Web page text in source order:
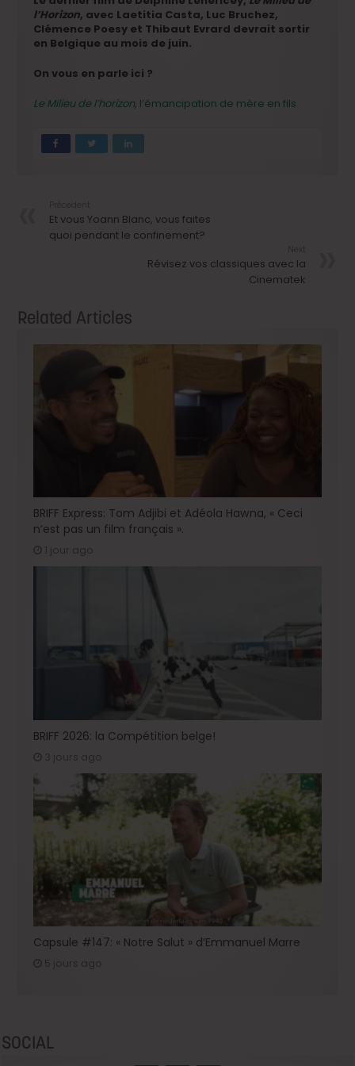
l’Horizon, avec Laetitia Casta, Luc Bruchez,
Clémence Poesy et Thibaut Evrard devrait sortir
en Belgique au mois de juin.
On vous en parle ici ?
Le Milieu de l’horizon, l’émancipation de mère en fils
Et vous Yoann Blanc, vous faites
quoi pendant le confinement?
Révisez vos classiques avec la
Cinematek
Related Articles
BRIFF Express: Tom Adjibi et Adéola Hawna, « Ceci
n’est pas un film français ».
1 jour ago
BRIFF 2026: la Compétition belge!
3 jours ago
Capsule #147: « Notre Salut » d’Emmanuel Marre
SOCIAL